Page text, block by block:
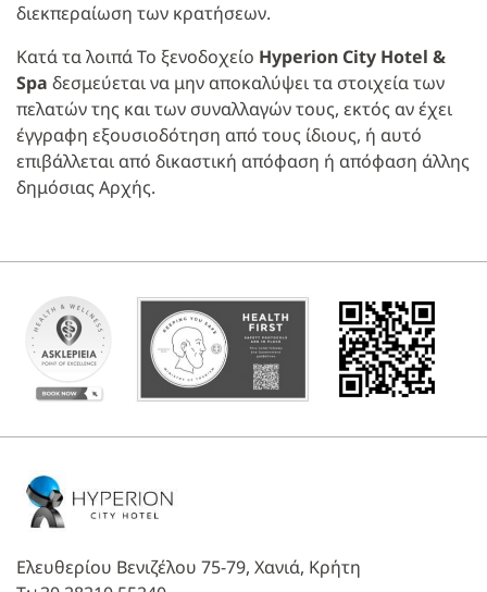
διεκπεραίωση των κρατήσεων.
Κατά τα λοιπά Το ξενοδοχείο Hyperion City Hotel &
Spa δεσμεύεται να μην αποκαλύψει τα στοιχεία των
πελατών της και των συναλλαγών τους, εκτός αν έχει
έγγραφη εξουσιοδότηση από τους ίδιους, ή αυτό
επιβάλλεται από δικαστική απόφαση ή απόφαση άλλης
δημόσιας Αρχής.
Ελευθερίου Βενιζέλου 75-79, Χανιά, Κρήτη